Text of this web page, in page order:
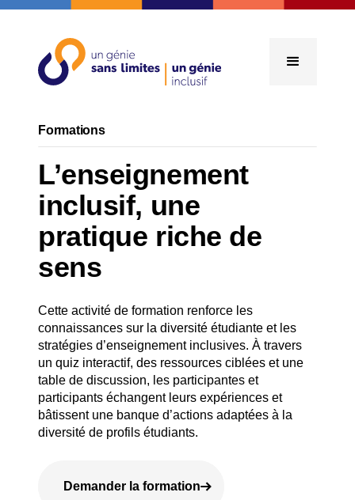
Formations
L’enseignement
inclusif, une
pratique riche de
sens
Cette activité de formation renforce les
connaissances sur la diversité étudiante et les
stratégies d’enseignement inclusives. À travers
un quiz interactif, des ressources ciblées et une
table de discussion, les participantes et
participants échangent leurs expériences et
bâtissent une banque d’actions adaptées à la
diversité de profils étudiants.
Demander la formation